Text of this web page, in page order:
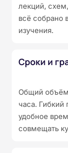
лекций,
всё собрано
изучения.
Сроки и
Общий
часа. Гибкий
удобное
совмещать